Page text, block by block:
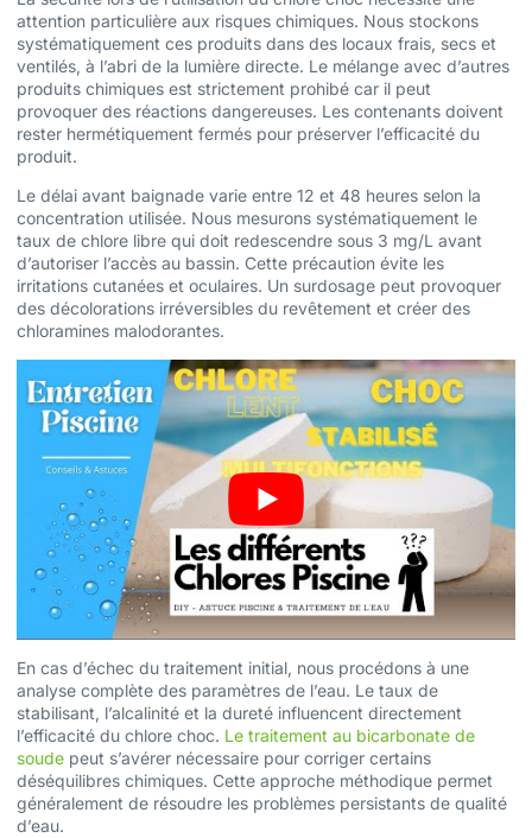
attention particulière aux risques chimiques. Nous stockons
systématiquement ces produits dans des locaux frais, secs et
ventilés, à l’abri de la lumière directe. Le mélange avec d’autres
produits chimiques est strictement prohibé car il peut
provoquer des réactions dangereuses. Les contenants doivent
rester hermétiquement fermés pour préserver l’efficacité du
produit.
Le délai avant baignade varie entre 12 et 48 heures selon la
concentration utilisée. Nous mesurons systématiquement le
taux de chlore libre qui doit redescendre sous 3 mg/L avant
d’autoriser l’accès au bassin. Cette précaution évite les
irritations cutanées et oculaires. Un surdosage peut provoquer
des décolorations irréversibles du revêtement et créer des
chloramines malodorantes.
En cas d’échec du traitement initial, nous procédons à une
analyse complète des paramètres de l’eau. Le taux de
stabilisant, l’alcalinité et la dureté influencent directement
l’efficacité du chlore choc. Le traitement au bicarbonate de
soude peut s’avérer nécessaire pour corriger certains
déséquilibres chimiques. Cette approche méthodique permet
généralement de résoudre les problèmes persistants de qualité
d’eau.